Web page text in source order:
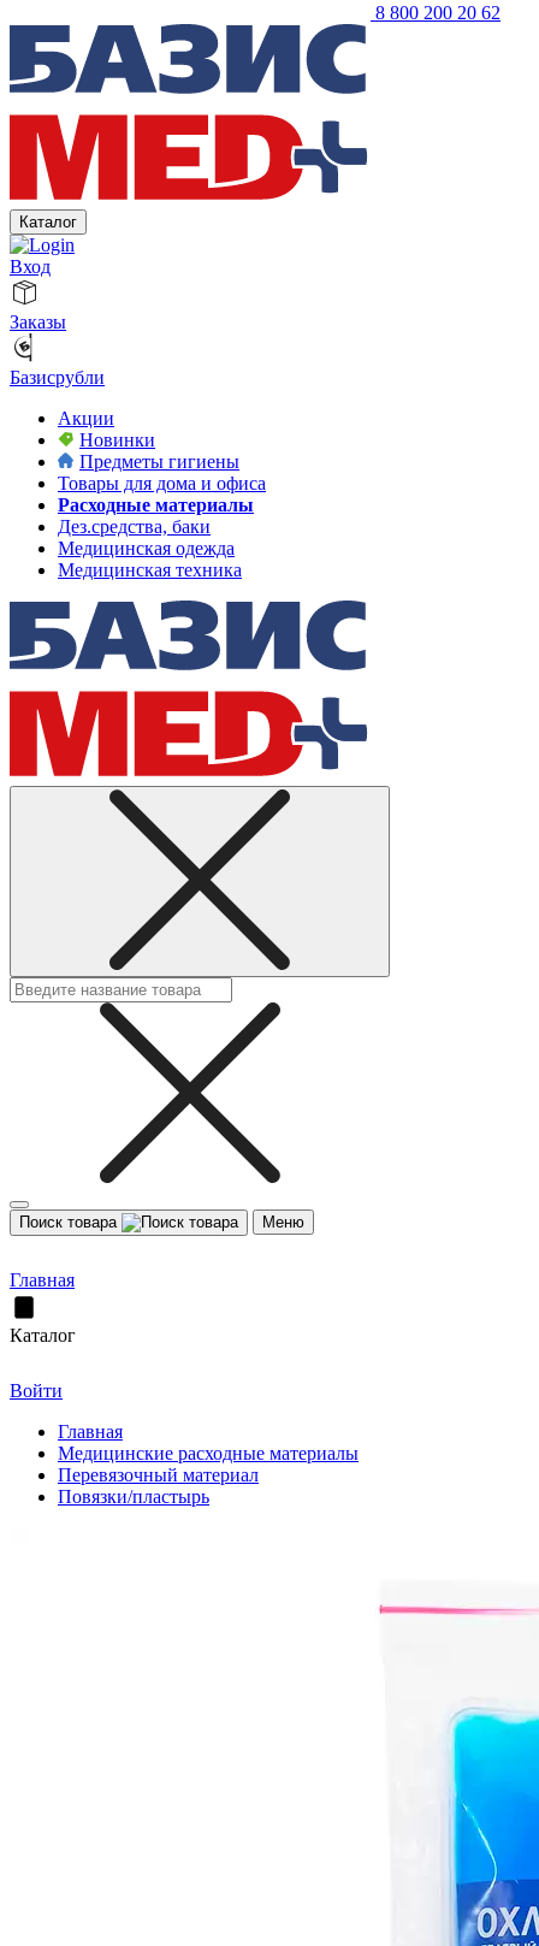
8 800 200 20 62
Каталог
Вход
Заказы
Базисрубли
Акции
Новинки
Предметы гигиены
Товары для дома и офиса
Расходные материалы
Дез.средства, баки
Медицинская одежда
Медицинская техника
Поиск товара Меню
Главная
Каталог
Войти
Главная
Медицинские расходные материалы
Перевязочный материал
Повязки/пластырь